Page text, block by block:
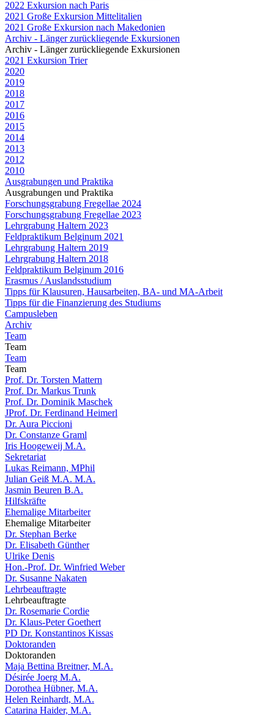
2022 Exkursion nach Paris
2021 Große Exkursion Mittelitalien
2021 Große Exkursion nach Makedonien
Archiv - Länger zurückliegende Exkursionen
Archiv - Länger zurückliegende Exkursionen
2021 Exkursion Trier
2020
2019
2018
2017
2016
2015
2014
2013
2012
2010
Ausgrabungen und Praktika
Ausgrabungen und Praktika
Forschungsgrabung Fregellae 2024
Forschungsgrabung Fregellae 2023
Lehrgrabung Haltern 2023
Feldpraktikum Belginum 2021
Lehrgrabung Haltern 2019
Lehrgrabung Haltern 2018
Feldpraktikum Belginum 2016
Erasmus / Auslandsstudium
Tipps für Klausuren, Hausarbeiten, BA- und MA-Arbeit
Tipps für die Finanzierung des Studiums
Campusleben
Archiv
Team
Team
Team
Team
Prof. Dr. Torsten Mattern
Prof. Dr. Markus Trunk
Prof. Dr. Dominik Maschek
JProf. Dr. Ferdinand Heimerl
Dr. Aura Piccioni
Dr. Constanze Graml
Iris Hoogeweij M.A.
Sekretariat
Lukas Reimann, MPhil
Julian Geiß M.A. M.A.
Jasmin Beuren B.A.
Hilfskräfte
Ehemalige Mitarbeiter
Ehemalige Mitarbeiter
Dr. Stephan Berke
Dr. Elisabeth Günther
Ulrike Denis
Hon.-Prof. Dr. Winfried Weber
Dr. Susanne Nakaten
Lehrbeauftragte
Lehrbeauftragte
Dr. Rosemarie Cordie
Dr. Klaus-Peter Goethert
PD Dr. Konstantinos Kissas
Doktoranden
Doktoranden
Maja Bettina Breitner, M.A.
Désirée Joerg M.A.
Dorothea Hübner, M.A.
Helen Reinhardt, M.A.
Catarina Haider, M.A.